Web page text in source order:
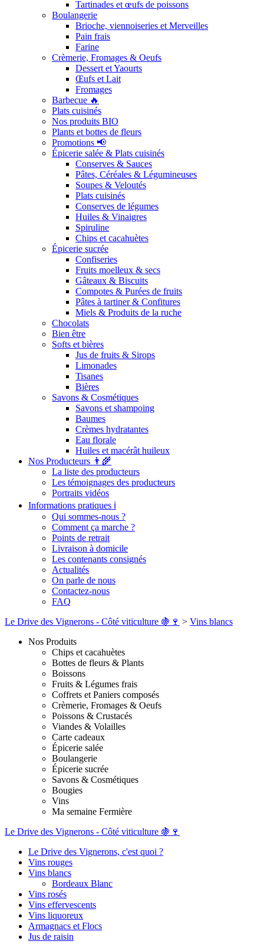
Tartinades et œufs de poissons
Boulangerie
Brioche, viennoiseries et Merveilles
Pain frais
Farine
Crèmerie, Fromages & Oeufs
Dessert et Yaourts
Œufs et Lait
Fromages
Barbecue 🔥
Plats cuisinés
Nos produits BIO
Plants et bottes de fleurs
Promotions 📢
Épicerie salée & Plats cuisinés
Conserves & Sauces
Pâtes, Céréales & Légumineuses
Soupes & Veloutés
Plats cuisinés
Conserves de légumes
Huiles & Vinaigres
Spiruline
Chips et cacahuètes
Épicerie sucrée
Confiseries
Fruits moelleux & secs
Gâteaux & Biscuits
Compotes & Purées de fruits
Pâtes à tartiner & Confitures
Miels & Produits de la ruche
Chocolats
Bien être
Softs et bières
Jus de fruits & Sirops
Limonades
Tisanes
Bières
Savons & Cosmétiques
Savons et shampoing
Baumes
Crèmes hydratantes
Eau florale
Huiles et macérât huileux
Nos Producteurs 👨‍🌾
La liste des producteurs
Les témoignages des producteurs
Portraits vidéos
Informations pratiques ℹ️
Qui sommes-nous ?
Comment ça marche ?
Points de retrait
Livraison à domicile
Les contenants consignés
Actualités
On parle de nous
Contactez-nous
FAQ
Le Drive des Vignerons - Côté viticulture 🍇🍷 > Vins blancs
Nos Produits
Chips et cacahuètes
Bottes de fleurs & Plants
Boissons
Fruits & Légumes frais
Coffrets et Paniers composés
Crèmerie, Fromages & Oeufs
Poissons & Crustacés
Viandes & Volailles
Carte cadeaux
Épicerie salée
Boulangerie
Épicerie sucrée
Savons & Cosmétiques
Bougies
Vins
Ma semaine Fermière
Le Drive des Vignerons - Côté viticulture 🍇🍷
Le Drive des Vignerons, c'est quoi ?
Vins rouges
Vins blancs
Bordeaux Blanc
Vins rosés
Vins effervescents
Vins liquoreux
Armagnacs et Flocs
Jus de raisin